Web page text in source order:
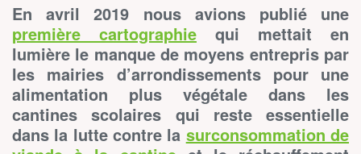
En avril 2019 nous avions publié une
première cartographie qui mettait en
lumière le manque de moyens entrepris par
les mairies d’arrondissements pour une
alimentation plus végétale dans les
cantines scolaires qui reste essentielle
dans la lutte contre la surconsommation de